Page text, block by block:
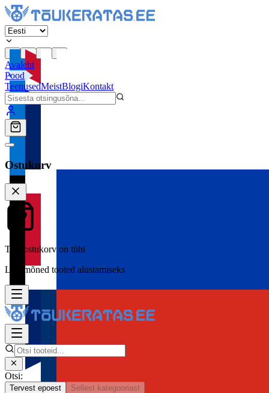
Avaleht
Pood
TeenusedMeistBlogiKontakt
Ostukorv
Teie ostukorv on tühi
Lisa mõned tooted alustamiseks
Otsi:
Tervest epoest Sellest kategooriast